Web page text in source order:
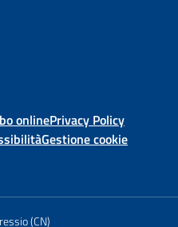
onlinePrivacy Policy
Gestione cookie
(CN)